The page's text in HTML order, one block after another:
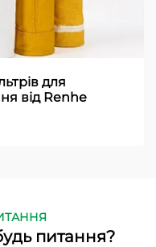
для
від Renhe
питання?